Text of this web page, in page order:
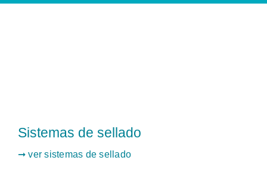
Sistemas de sellado
➞ ver sistemas de sellado